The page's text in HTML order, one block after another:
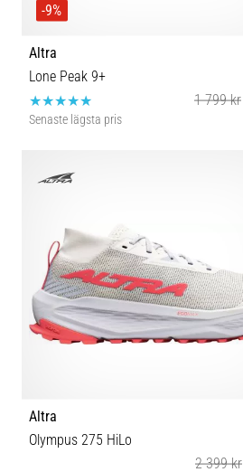
-9%
Altra
Lone Peak 9+
1 799 kr
Senaste lägsta pris
Altra
Olympus 275 HiLo
2 399 kr